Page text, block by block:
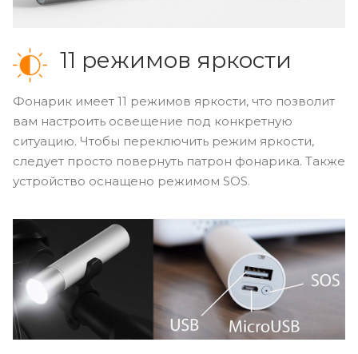
11 режимов яркости
Фонарик имеет 11 режимов яркости, что позволит
вам настроить освещение под конкретную
ситуацию. Чтобы переключить режим яркости,
следует просто повернуть патрон фонарика. Также
устройство оснащено режимом SOS.